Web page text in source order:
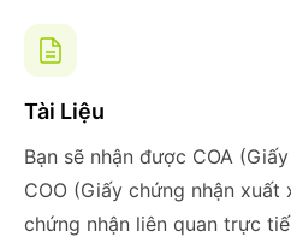
Tài Liệu
Bạn sẽ nhận được COA
COO (Giấy chứng nhận xuất
chứng nhận liên quan trực